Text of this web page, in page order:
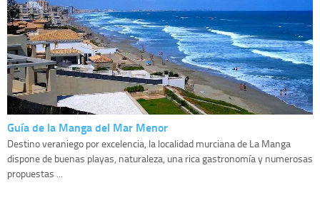
Guía de la Manga del Mar Menor
Destino veraniego por excelencia, la localidad murciana de La Manga
dispone de buenas playas, naturaleza, una rica gastronomía y numerosas
propuestas ...